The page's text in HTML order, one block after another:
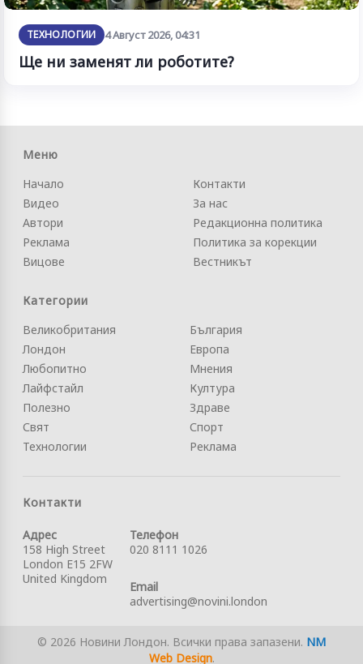
ТЕХНОЛОГИИ 4 Август 2026, 04:31
Ще ни заменят ли роботите?
Меню
Начало
Видео
Автори
Реклама
Вицове
Контакти
За нас
Редакционна политика
Политика за корекции
Вестникът
Категории
Великобритания
Лондон
Любопитно
Лайфстайл
Полезно
Свят
Технологии
България
Европа
Мнения
Култура
Здраве
Спорт
Реклама
Контакти
Адрес
158 High Street
London E15 2FW
United Kingdom
Телефон
020 8111 1026
Email
advertising@novini.london
© 2026 Новини Лондон. Всички права запазени. NM
Web Design.